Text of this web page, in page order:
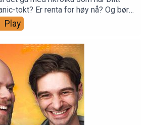
tokt? Er renta for høy nå? Og bør
Brygge for å se KSI og Logan
drikken Prime neste uke? Dette og
Julian Rassat fra Kompani
1 er med på en gjennomgang av
Det blir diskusjon av Tonje Brenna
sak denne uka, den stadig
og nye kostholdsråd. Christoffer
med seg boblere – sakene som
opp i ukas nyhetsbilde.
Play